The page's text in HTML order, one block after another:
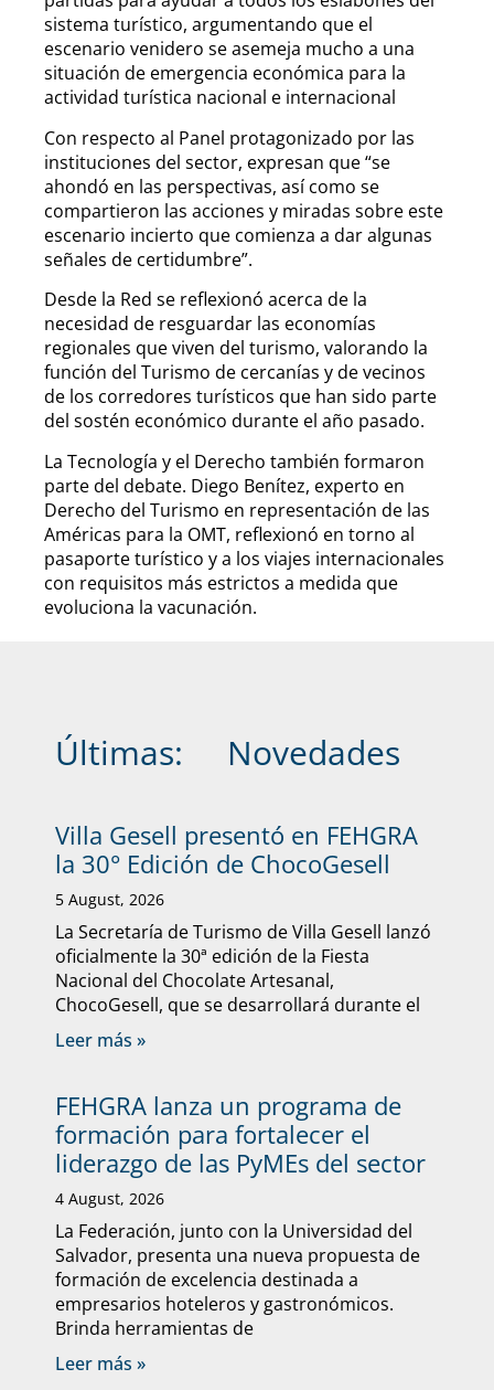
sistema turístico, argumentando que el
escenario venidero se asemeja mucho a una
situación de emergencia económica para la
actividad turística nacional e internacional
Con respecto al Panel protagonizado por las
instituciones del sector, expresan que “se
ahondó en las perspectivas, así como se
compartieron las acciones y miradas sobre este
escenario incierto que comienza a dar algunas
señales de certidumbre”.
Desde la Red se reflexionó acerca de la
necesidad de resguardar las economías
regionales que viven del turismo, valorando la
función del Turismo de cercanías y de vecinos
de los corredores turísticos que han sido parte
del sostén económico durante el año pasado.
La Tecnología y el Derecho también formaron
parte del debate. Diego Benítez, experto en
Derecho del Turismo en representación de las
Américas para la OMT, reflexionó en torno al
pasaporte turístico y a los viajes internacionales
con requisitos más estrictos a medida que
evoluciona la vacunación.
Últimas: Novedades
Villa Gesell presentó en FEHGRA
la 30° Edición de ChocoGesell
5 August, 2026
La Secretaría de Turismo de Villa Gesell lanzó
oficialmente la 30ª edición de la Fiesta
Nacional del Chocolate Artesanal,
ChocoGesell, que se desarrollará durante el
Leer más »
FEHGRA lanza un programa de
formación para fortalecer el
liderazgo de las PyMEs del sector
4 August, 2026
La Federación, junto con la Universidad del
Salvador, presenta una nueva propuesta de
formación de excelencia destinada a
empresarios hoteleros y gastronómicos.
Brinda herramientas de
Leer más »